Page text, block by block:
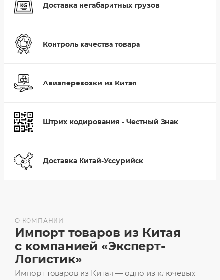
Доставка негабаритных грузов
Контроль качества товара
Авиаперевозки из Китая
Штрих кодирования - Честный Знак
Доставка Китай-Уссурийск
Импорт товаров из Китая — одно из ключевых
О КОМПАНИИ
Импорт товаров из Китая
с компанией «Эксперт-
Логистик»